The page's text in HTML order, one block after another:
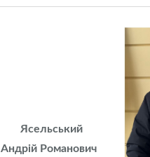
Ясельський
Андрій Романович